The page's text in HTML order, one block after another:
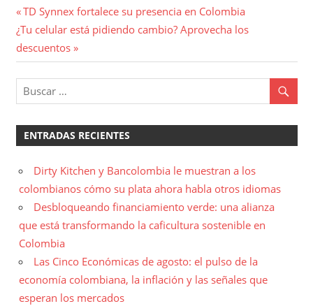
Navegación
de
entradas
Entrada
anterior:
TD Synnex fortalece su presencia en Colombia
Entrada
siguiente:
¿Tu celular está pidiendo cambio? Aprovecha los
descuentos
ENTRADAS RECIENTES
Dirty Kitchen y Bancolombia le muestran a los
colombianos cómo su plata ahora habla otros idiomas
Desbloqueando financiamiento verde: una alianza
que está transformando la caficultura sostenible en
Colombia
Las Cinco Económicas de agosto: el pulso de la
economía colombiana, la inflación y las señales que
esperan los mercados